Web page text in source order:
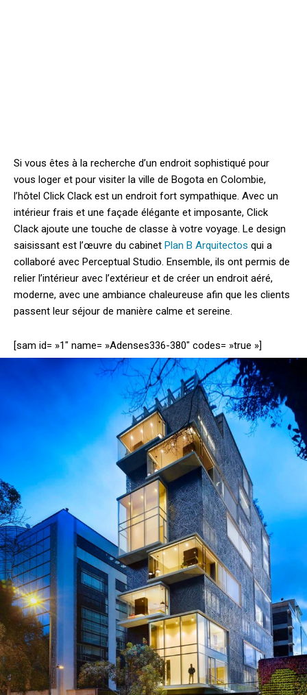
Si vous êtes à la recherche d’un endroit sophistiqué pour
vous loger et pour visiter la ville de Bogota en Colombie,
l’hôtel Click Clack est un endroit fort sympathique. Avec un
intérieur frais et une façade élégante et imposante, Click
Clack ajoute une touche de classe à votre voyage. Le design
saisissant est l’œuvre du cabinet Plan B Arquitectos qui a
collaboré avec Perceptual Studio. Ensemble, ils ont permis de
relier l’intérieur avec l’extérieur et de créer un endroit aéré,
moderne, avec une ambiance chaleureuse afin que les clients
passent leur séjour de manière calme et sereine.
[sam id= »1″ name= »Adenses336-380″ codes= »true »]